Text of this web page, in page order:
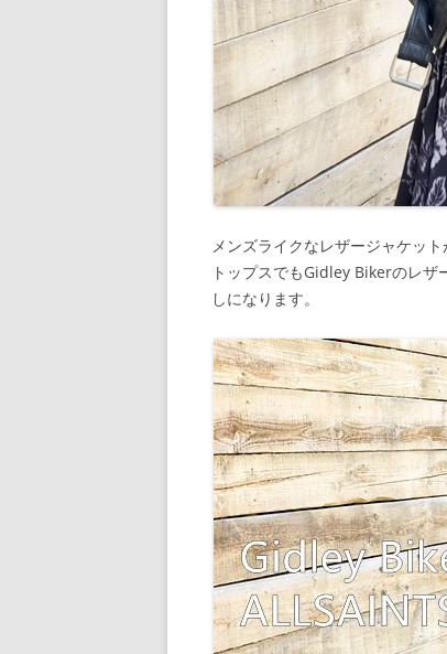
メンズライクなレザージャケッ
トップスでもGidley Bikerのレザ
しになります。